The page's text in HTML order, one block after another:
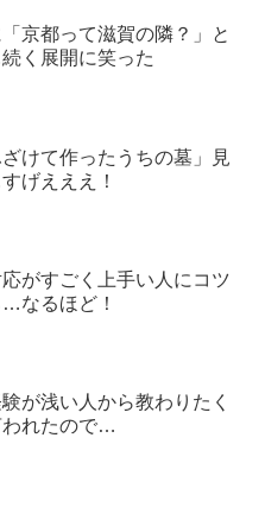
京都って滋賀の隣？」と
く展開に笑った
ざけて作ったうちの墓」見
げえええ！
がすごく上手い人にコツ
なるほど！
が浅い人から教わりたく
われたので…